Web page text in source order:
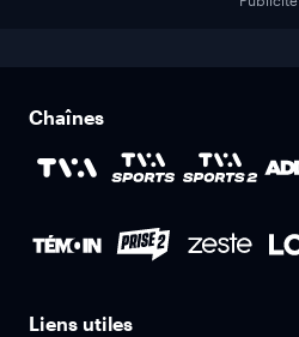
Chaînes
Liens utiles